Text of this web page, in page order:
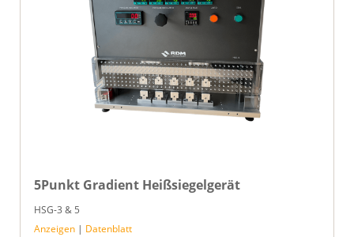
5Punkt Gradient Heißsiegelgerät
HSG-3 & 5
Anzeigen | Datenblatt